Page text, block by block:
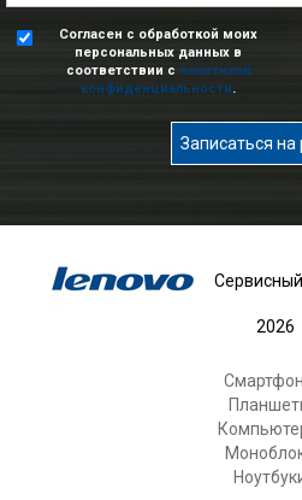
Согласен с обработкой моих
персональных данных в
соответствии с политикой
конфиденциальности.
Записаться на
2026